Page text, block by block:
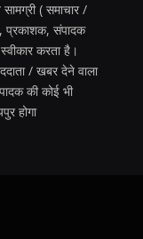
( समाचार /
प्रकाशक, संपादक
करता है।
/ खबर देने वाला
की कोई भी
होगा